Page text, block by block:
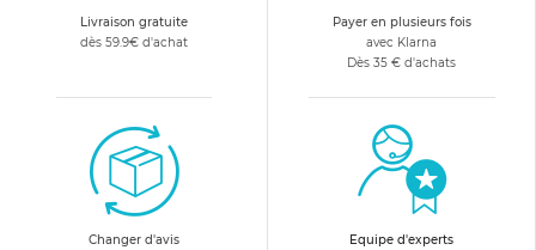
Livraison gratuite
dès 59.9€ d'achat
Payer en plusieurs fois
avec Klarna
Dès 35 € d'achats
Changer d'avis
Equipe d'experts